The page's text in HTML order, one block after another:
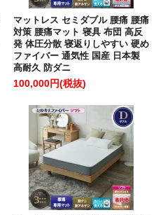
マットレス セミダブル 腰痛 腰痛
対策 腰痛マット 寝具 布団 高反
発 体圧分散 寝返りしやすい 硬め
ファイバー 通気性 国産 日本製
高耐久 防ダニ
100,000円(税抜)